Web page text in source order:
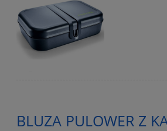
BLUZA PULOWER Z